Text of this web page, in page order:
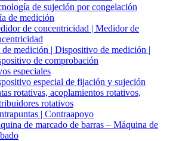
de sujeción por congelación
de medición
de concentricidad | Medidor de
medición | Dispositivo de medición |
de comprobación
especiales
especial de fijación y sujeción
rotativas, acoplamientos rotativos,
rotativos
| Contraapoyo
de marcado de barras – Máquina de